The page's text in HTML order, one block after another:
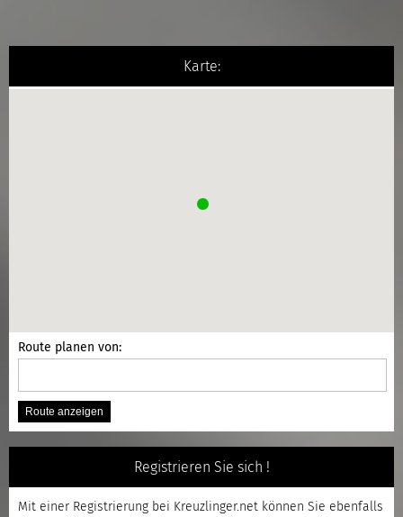
Karte:
Route planen von:
Registrieren Sie sich !
Mit einer Registrierung bei Kreuzlinger.net können Sie ebenfalls